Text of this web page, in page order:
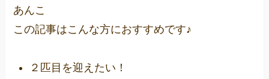
あんこ
この記事はこんな方におすすめです♪
２匹目を迎えたい！